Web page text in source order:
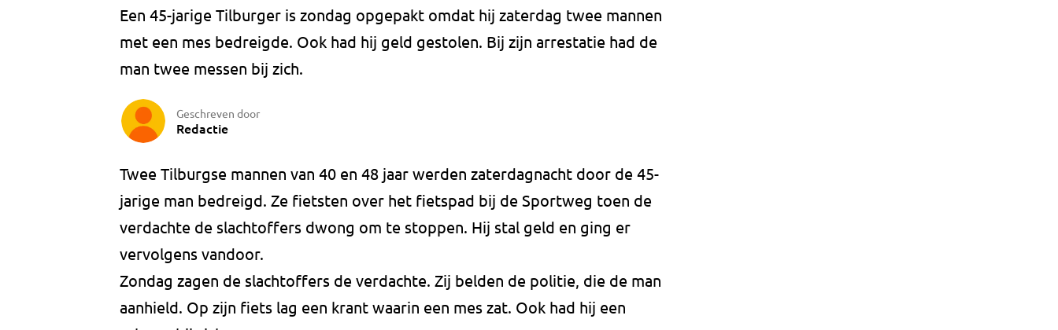
Een 45-jarige Tilburger is zondag opgepakt omdat hij zaterdag twee mannen
met een mes bedreigde. Ook had hij geld gestolen. Bij zijn arrestatie had de
man twee messen bij zich.
Geschreven door
Redactie
Twee Tilburgse mannen van 40 en 48 jaar werden zaterdagnacht door de 45-
jarige man bedreigd. Ze fietsten over het fietspad bij de Sportweg toen de
verdachte de slachtoffers dwong om te stoppen. Hij stal geld en ging er
vervolgens vandoor.
Zondag zagen de slachtoffers de verdachte. Zij belden de politie, die de man
aanhield. Op zijn fiets lag een krant waarin een mes zat. Ook had hij een